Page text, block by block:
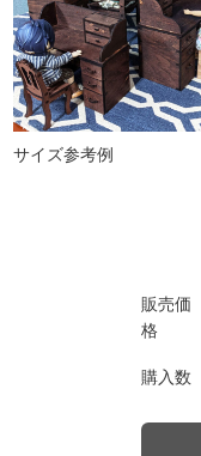
サイズ参考例
販売価
格
購入数